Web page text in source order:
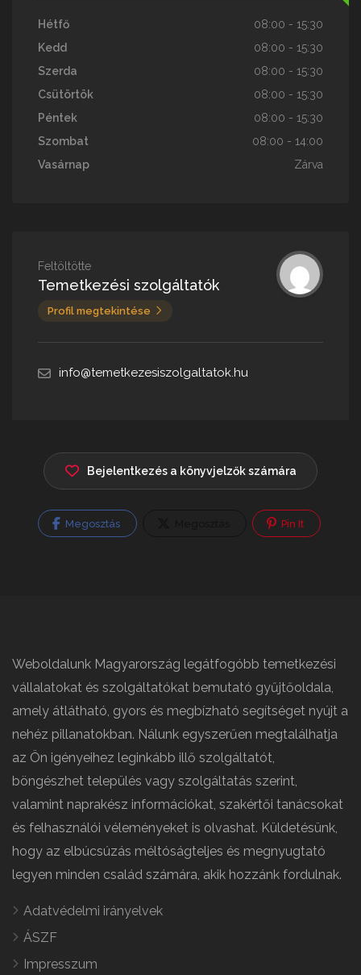
Hétfő
08:00 - 15:30
Kedd
08:00 - 15:30
Szerda
08:00 - 15:30
Csütörtök
08:00 - 15:30
Péntek
08:00 - 15:30
Szombat
08:00 - 14:00
Vasárnap
Zárva
Feltöltötte
Temetkezési szolgáltatók
Profil megtekintése
info@temetkezesiszolgaltatok.hu
Bejelentkezés a könyvjelzők számára
Megosztás Pin It
Weboldalunk Magyarország legátfogóbb temetkezési
vállalatokat és szolgáltatókat bemutató gyűjtőoldala,
amely átlátható, gyors és megbízható segítséget nyújt a
nehéz pillanatokban. Nálunk egyszerűen megtalálhatja
az Ön igényeihez leginkább illő szolgáltatót,
böngészhet település vagy szolgáltatás szerint,
valamint naprakész információkat, szakértői tanácsokat
és felhasználói véleményeket is olvashat. Küldetésünk,
hogy az elbúcsúzás méltóságteljes és megnyugtató
legyen minden család számára, akik hozzánk fordulnak.
Adatvédelmi irányelvek
ÁSZF
Impresszum